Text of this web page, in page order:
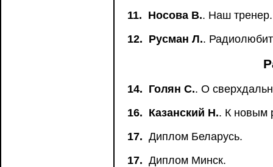
11. Носова В.. Наш тренер.
12. Русман Л..
14. Голян С.. О
16. Казанский Н.. К новым
17. Диплом Беларусь.
17. Диплом Минск.